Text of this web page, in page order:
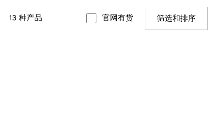
13 种产品 官网有货 筛选和排序